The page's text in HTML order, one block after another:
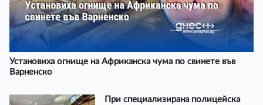
Установиха огнище на Африканска чума по свинете във
Варненско
При специализирана полицейска